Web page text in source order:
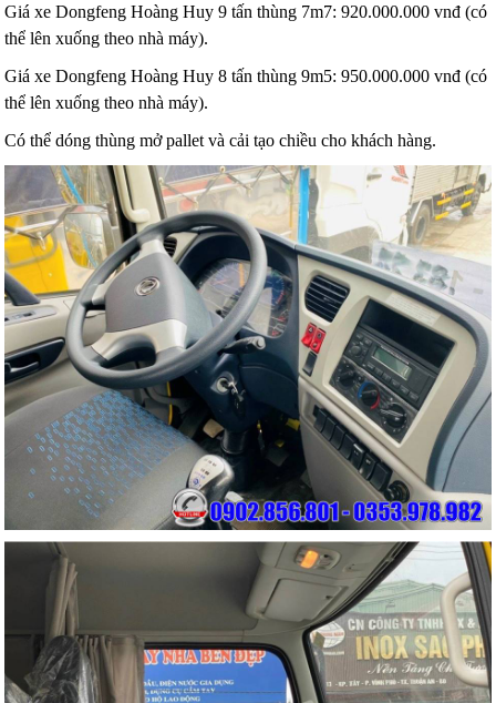
Giá xe Dongfeng Hoàng Huy 9 tấn thùng 7m7: 920.000.000 vnđ (có
thể lên xuống theo nhà máy).
Giá xe Dongfeng Hoàng Huy 8 tấn thùng 9m5: 950.000.000 vnđ (có
thể lên xuống theo nhà máy).
Có thể dóng thùng mở pallet và cải tạo chiều cho khách hàng.